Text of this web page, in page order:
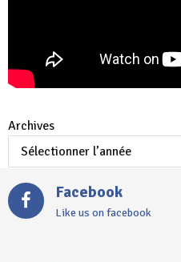
Archives
Facebook
Like us on facebook